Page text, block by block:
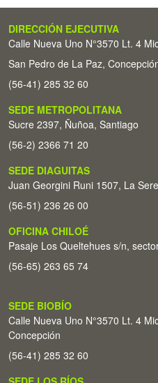
DIRECCIÓN EJECUTIVA
Calle Nueva Uno N°3570 Lt. 4
San Pedro de La Paz,
(56-41) 285 32 60
SEDE METROPOLITANA
Sucre 2397, Ñuñoa, Santiago
(56-2) 2366 71 20
SEDE DIAGUITAS
Juan Georgini Runi 1507, La
(56-51) 236 26 00
OFICINA CHILOÉ
Pasaje Los Queltehues s/n,
(56-65) 263 65 74
SEDE BIOBÍO
Calle Nueva Uno N°3570 Lt. 4
Concepción
(56-41) 285 32 60